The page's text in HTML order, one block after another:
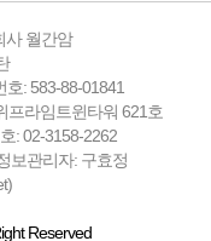
사 월간암
호: 583-88-01841
프라임트윈타워 621호
: 02-3158-2262
보관리자: 구효정
Reserved